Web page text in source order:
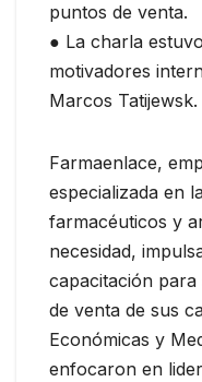
puntos de venta.
● La charla
motivadores
Marcos Tatijewsk.
Farmaenlace,
especializada en
farmacéuticos y
necesidad,
capacitación
de venta de sus
Económicas y
enfocaron en